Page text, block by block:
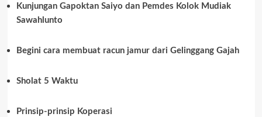
Kunjungan Gapoktan Saiyo dan Pemdes Kolok Mudiak
Sawahlunto
Begini cara membuat racun jamur dari Gelinggang Gajah
Sholat 5 Waktu
Prinsip-prinsip Koperasi